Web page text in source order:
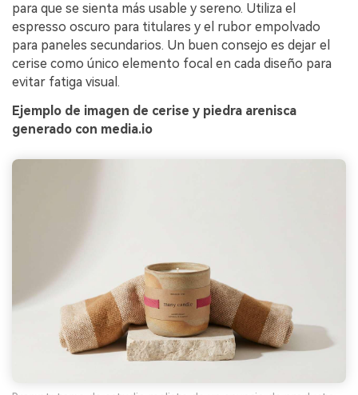
para que se sienta más usable y sereno. Utiliza el
espresso oscuro para titulares y el rubor empolvado
para paneles secundarios. Un buen consejo es dejar el
cerise como único elemento focal en cada diseño para
evitar fatiga visual.
Ejemplo de imagen de cerise y piedra arenisca
generado con media.io